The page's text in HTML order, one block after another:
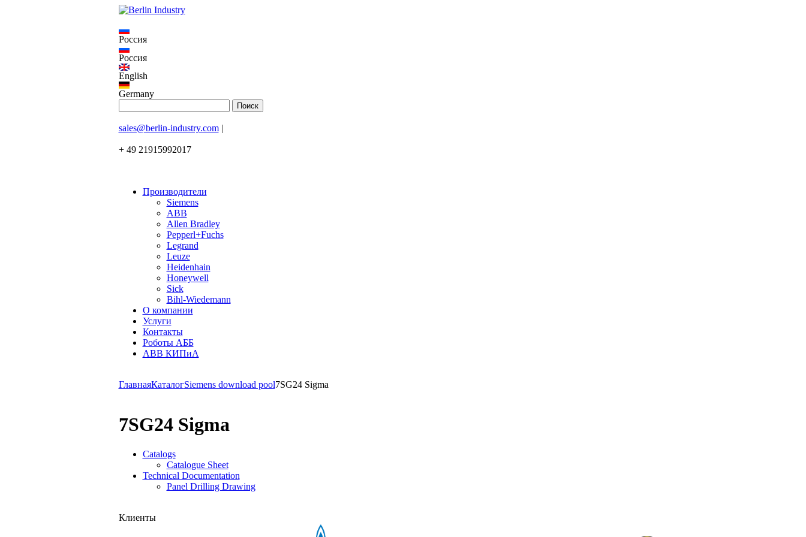
Россия
Россия
English
Germany
sales@berlin-industry.com|
+ 49 21915992017
Производители
Siemens
ABB
Allen Bradley
Pepperl+Fuchs
Legrand
Leuze
Heidenhain
Honeywell
Sick
Bihl-Wiedemann
О компании
Услуги
Контакты
Роботы АББ
ABB КИПиА
ГлавнаяКаталогSiemens download pool7SG24 Sigma
7SG24 Sigma
Catalogs
Catalogue Sheet
Technical Documentation
Panel Drilling Drawing
Клиенты